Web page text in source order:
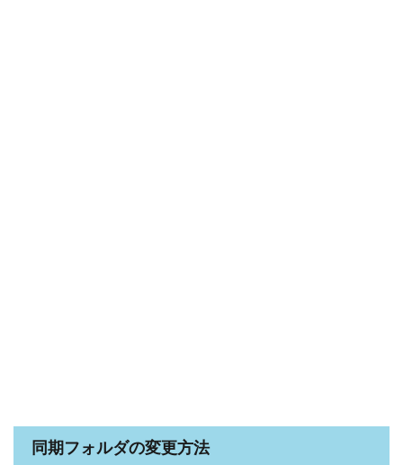
同期フォルダの変更方法